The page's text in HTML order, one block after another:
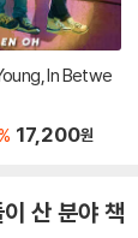
In Betwe
17,200원
산 분야 책